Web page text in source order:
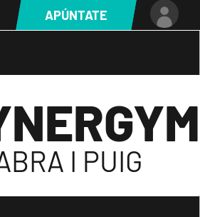
APÚNTATE
I PUIG